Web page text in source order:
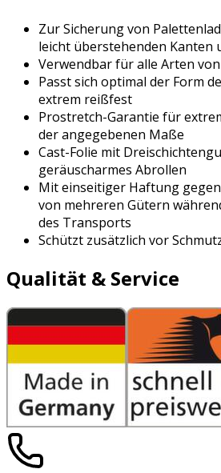
Zur Sicherung von
leicht überstehenden Kanten
Verwendbar für alle Arten
Passt sich optimal der Form
extrem reißfest
Prostretch-Garantie für
der angegebenen Maße
Cast-Folie mit
geräuscharmes Abrollen
Mit einseitiger Haftung
von mehreren Gütern
des Transports
Schützt zusätzlich vor
Qualität & Service